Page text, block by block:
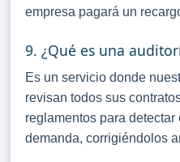
empresa pagará un
9. ¿Qué es una
Es un servicio donde
revisan todos sus
reglamentos para
demanda, corrigiéndolos